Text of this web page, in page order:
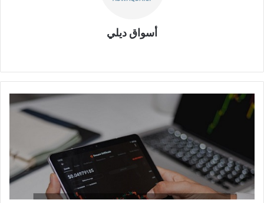
أسواق ديلي
انتفاض
عملة
بنك
أمريكي
وثلاث
حيتان